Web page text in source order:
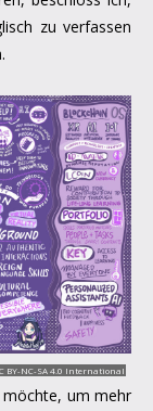
zu verfassen
BY-NC-SA 4.0 International
möchte, um mehr